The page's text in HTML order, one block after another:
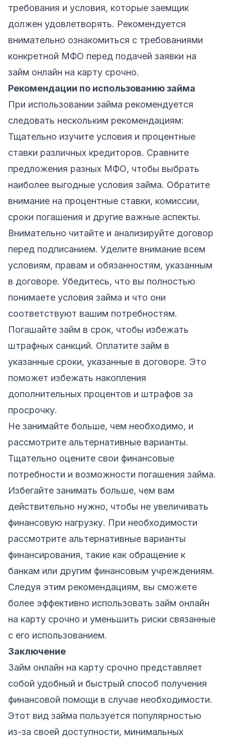
требования и условия, которые заемщик
должен удовлетворять. Рекомендуется
внимательно ознакомиться с требованиями
конкретной МФО перед подачей заявки на
займ онлайн на карту срочно.
Рекомендации по использованию займа
При использовании займа рекомендуется
следовать нескольким рекомендациям:
Тщательно изучите условия и процентные
ставки различных кредиторов. Сравните
предложения разных МФО, чтобы выбрать
наиболее выгодные условия займа. Обратите
внимание на процентные ставки, комиссии,
сроки погашения и другие важные аспекты.
Внимательно читайте и анализируйте договор
перед подписанием. Уделите внимание всем
условиям, правам и обязанностям, указанным
в договоре. Убедитесь, что вы полностью
понимаете условия займа и что они
соответствуют вашим потребностям.
Погашайте займ в срок, чтобы избежать
штрафных санкций. Оплатите займ в
указанные сроки, указанные в договоре. Это
поможет избежать накопления
дополнительных процентов и штрафов за
просрочку.
Не занимайте больше, чем необходимо, и
рассмотрите альтернативные варианты.
Тщательно оцените свои финансовые
потребности и возможности погашения займа.
Избегайте занимать больше, чем вам
действительно нужно, чтобы не увеличивать
финансовую нагрузку. При необходимости
рассмотрите альтернативные варианты
финансирования, такие как обращение к
банкам или другим финансовым учреждениям.
Следуя этим рекомендациям, вы сможете
более эффективно использовать займ онлайн
на карту срочно и уменьшить риски связанные
с его использованием.
Заключение
Займ онлайн на карту срочно представляет
собой удобный и быстрый способ получения
финансовой помощи в случае необходимости.
Этот вид займа пользуется популярностью
из-за своей доступности, минимальных